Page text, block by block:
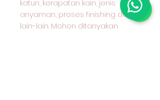
katun, kerapatan kain, jenis
anyaman, proses finishing dan
lain-lain. Mohon ditanyakan